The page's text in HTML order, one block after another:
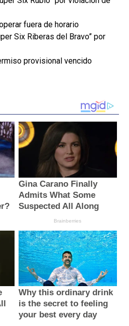
fuera de horario
Six Riberas del Bravo” por
provisional vencido